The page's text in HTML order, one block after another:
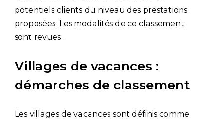
potentiels clients du niveau des prestations
proposées. Les modalités de ce classement
sont revues…
Villages de vacances :
démarches de classement
Les villages de vacances sont définis comme